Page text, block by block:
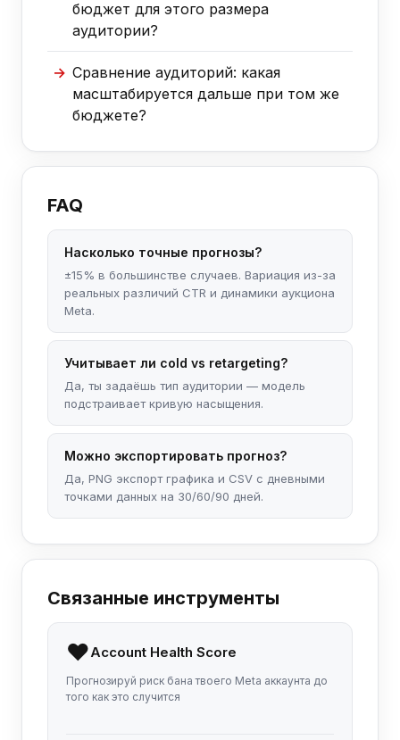
бюджет для этого размера
аудитории?
Сравнение аудиторий: какая
масштабируется дальше при том же
бюджете?
FAQ
Насколько точные прогнозы?
±15% в большинстве случаев. Вариация из-за
реальных различий CTR и динамики аукциона
Meta.
Учитывает ли cold vs retargeting?
Да, ты задаёшь тип аудитории — модель
подстраивает кривую насыщения.
Можно экспортировать прогноз?
Да, PNG экспорт графика и CSV с дневными
точками данных на 30/60/90 дней.
Связанные инструменты
❤️Account Health Score
Прогнозируй риск бана твоего Meta аккаунта до
того как это случится